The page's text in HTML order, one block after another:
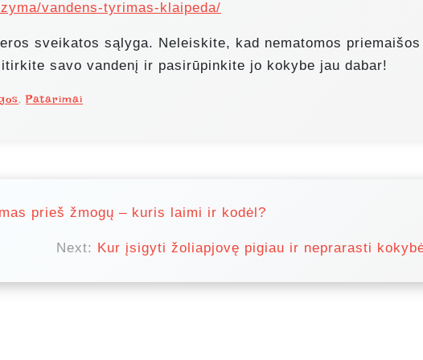
vandens-tyrimas-klaipeda/
sveikatos sąlyga. Neleiskite, kad nematomos priemaišos
savo vandenį ir pasirūpinkite jo kokybe jau dabar!
, Patarimai
prieš žmogų – kuris laimi ir kodėl?
Next: Kur įsigyti žoliapjovę pigiau ir neprarasti